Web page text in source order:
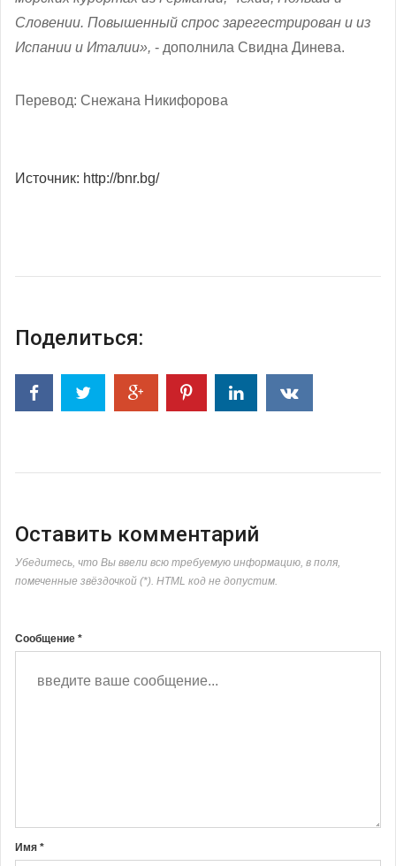
Словении. Повышенный спрос зарегестрирован и из
Испании и Италии», - дополнила Свидна Динева.
Перевод: Снежана Никифорова
Источник: http://bnr.bg/
Поделиться:
Оставить комментарий
Убедитесь, что Вы ввели всю требуемую информацию, в поля,
помеченные звёздочкой (*). HTML код не допустим.
Сообщение *
Имя *